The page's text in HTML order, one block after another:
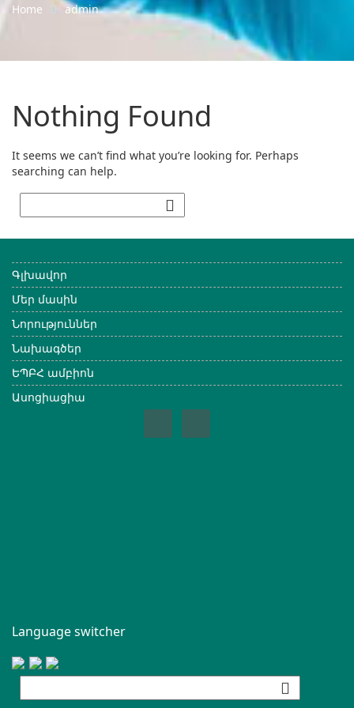
Home admin
Nothing Found
It seems we can’t find what you’re looking for. Perhaps
searching can help.
Գլխավոր
Մեր մասին
Նորություններ
Նախագծեր
ԵՊԲՀ ամբիոն
Ասոցիացիա
Language switcher